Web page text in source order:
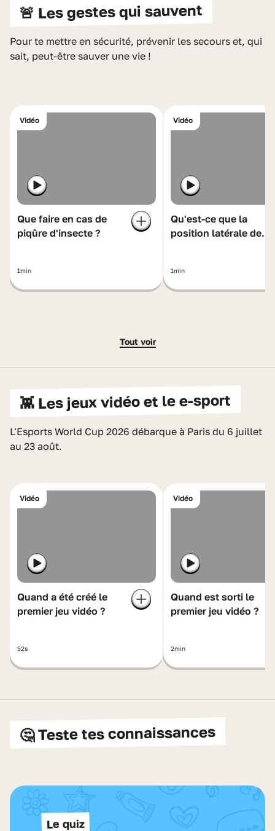
🚨 Les gestes qui sauvent
Pour te mettre en sécurité, prévenir les secours et, qui
sait, peut-être sauver une vie !
Vidéo
Que faire en cas de
piqûre d'insecte ?
1min
Vidéo
Qu'est-ce que la
position latérale de
1min
Tout voir
👾 Les jeux vidéo et le e-sport
L'Esports World Cup 2026 débarque à Paris du 6 juillet
au 23 août.
Vidéo
Quand a été créé le
premier jeu vidéo ?
52s
Vidéo
Quand est sorti le
premier jeu vidéo ?
2min
🤔 Teste tes connaissances
Le quiz